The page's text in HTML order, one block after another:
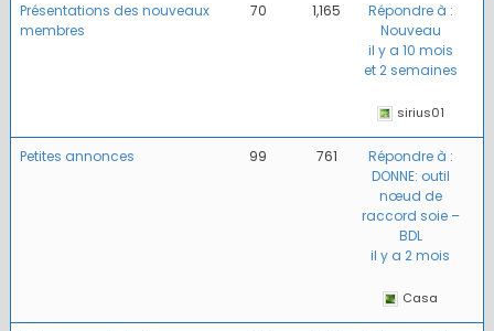
Présentations des nouveaux
membres
70 1,165
Répondre à :
Nouveau
il y a 10 mois
et 2 semaines
sirius01
Petites annonces 99 761
Répondre à :
DONNE: outil
nœud de
raccord soie –
BDL
il y a 2 mois
Casa